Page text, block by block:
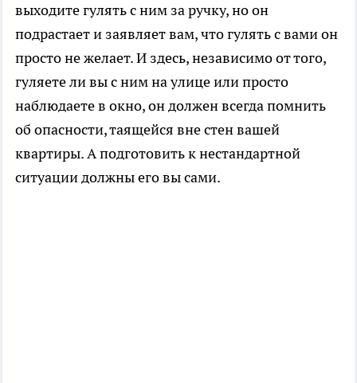
выходите гулять с ним за ручку, но он
подрастает и заявляет вам, что гулять с вами он
просто не желает. И здесь, независимо от того,
гуляете ли вы с ним на улице или просто
наблюдаете в окно, он должен всегда помнить
об опасности, таящейся вне стен вашей
квартиры. А подготовить к нестандартной
ситуации должны его вы сами.